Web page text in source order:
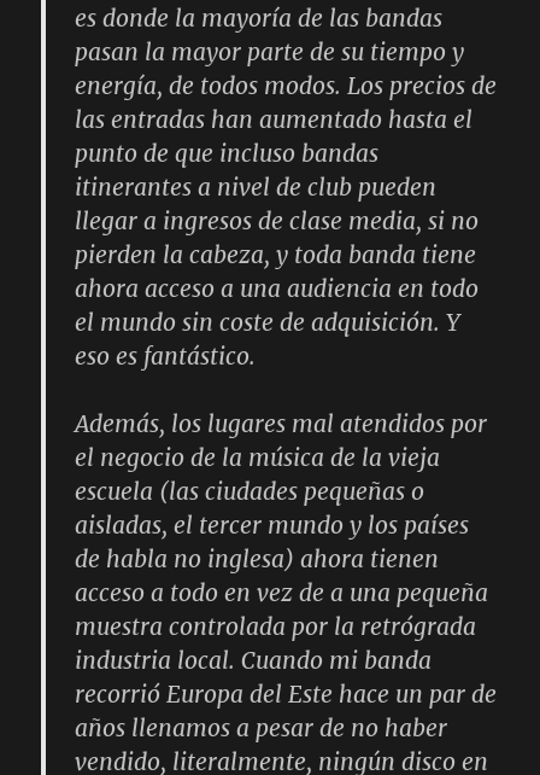
es donde la mayoría de las bandas
pasan la mayor parte de su tiempo y
energía, de todos modos. Los precios de
las entradas han aumentado hasta el
punto de que incluso bandas
itinerantes a nivel de club pueden
llegar a ingresos de clase media, si no
pierden la cabeza, y toda banda tiene
ahora acceso a una audiencia en todo
el mundo sin coste de adquisición. Y
eso es fantástico.
Además, los lugares mal atendidos por
el negocio de la música de la vieja
escuela (las ciudades pequeñas o
aisladas, el tercer mundo y los países
de habla no inglesa) ahora tienen
acceso a todo en vez de a una pequeña
muestra controlada por la retrógrada
industria local. Cuando mi banda
recorrió Europa del Este hace un par de
años llenamos a pesar de no haber
vendido, literalmente, ningún disco en